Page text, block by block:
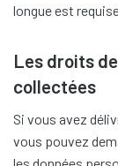
longue est
Les droits
collectées
Si vous avez
vous pouvez
les données